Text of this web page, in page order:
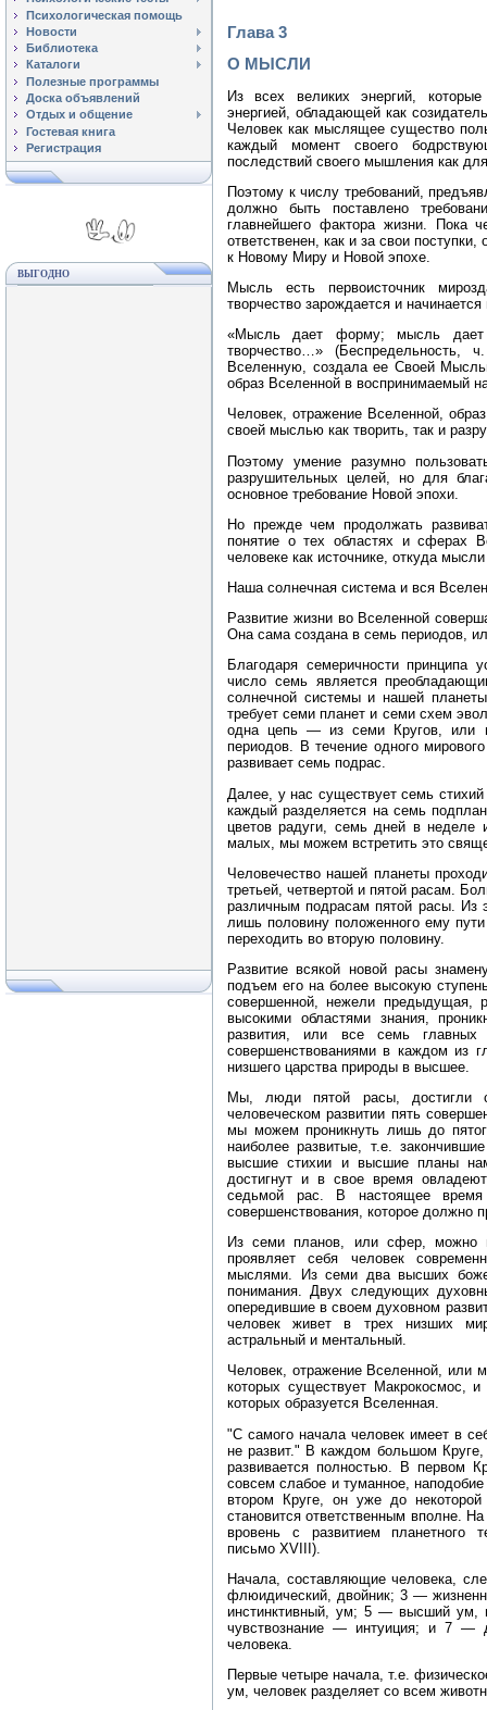
Психологическая помощь
Новости
Библиотека
Каталоги
Полезные программы
Доска объявлений
Отдых и общение
Гостевая книга
Регистрация
ВЫГОДНО
Глава 3
О МЫСЛИ
Из всех великих энергий,
энергией, обладающей как
Человек как мыслящее существо
каждый момент своего
последствий своего мышления как
Поэтому к числу требований,
должно быть поставлено
главнейшего фактора жизни. Пока
ответственен, как и за свои
к Новому Миру и Новой эпохе.
Мысль есть первоисточник
творчество зарождается и
«Мысль дает форму; мысль дает
творчество…» (Беспредельность,
Вселенную, создала ее Своей
образ Вселенной в воспринимаемый
Человек, отражение Вселенной,
своей мыслью как творить, так и
Поэтому умение разумно
разрушительных целей, но для
основное требование Новой эпохи.
Но прежде чем продолжать
понятие о тех областях и сферах
человеке как источнике, откуда
Наша солнечная система и вся
Развитие жизни во Вселенной
Она сама создана в семь периодов,
Благодаря семеричности принципа
число семь является
солнечной системы и нашей
требует семи планет и семи схем
одна цепь — из семи Кругов, или
периодов. В течение одного
развивает семь подрас.
Далее, у нас существует семь
каждый разделяется на семь
цветов радуги, семь дней в неделе
малых, мы можем встретить это
Человечество нашей планеты
третьей, четвертой и пятой расам.
различным подрасам пятой расы. Из
лишь половину положенного ему
переходить во вторую половину.
Развитие всякой новой расы
подъем его на более высокую
совершенной, нежели предыдущая,
высокими областями знания,
развития, или все семь главных
совершенствованиями в каждом из
низшего царства природы в высшее.
Мы, люди пятой расы, достигли
человеческом развитии пять
мы можем проникнуть лишь до
наиболее развитые, т.е.
высшие стихии и высшие планы
достигнут и в свое время
седьмой рас. В настоящее
совершенствования, которое должно
Из семи планов, или сфер, можно
проявляет себя человек
мыслями. Из семи два высших
понимания. Двух следующих
опередившие в своем духовном
человек живет в трех низших
астральный и ментальный.
Человек, отражение Вселенной, или
которых существует Макрокосмос,
которых образуется Вселенная.
"С самого начала человек имеет в
не развит." В каждом большом Круге,
развивается полностью. В первом
совсем слабое и туманное,
втором Круге, он уже до
становится ответственным вполне.
вровень с развитием
письмо XVIII).
Начала, составляющие человека,
флюидический, двойник; 3 —
инстинктивный, ум; 5 — высший ум,
чувствознание — интуиция; и 7
человека.
Первые четыре начала, т.е.
ум, человек разделяет со всем